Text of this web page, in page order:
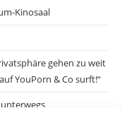
Kinosaal
gehen zu weit
YouPorn & Co surft!“